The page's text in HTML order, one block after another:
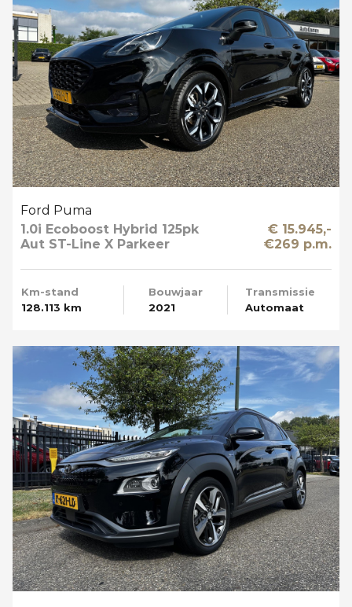
Ford Puma
1.0i Ecoboost Hybrid 125pk
Aut ST-Line X Parkeer
€ 15.945,-
€269 p.m.
Km-stand
128.113 km
Bouwjaar
2021
Transmissie
Automaat